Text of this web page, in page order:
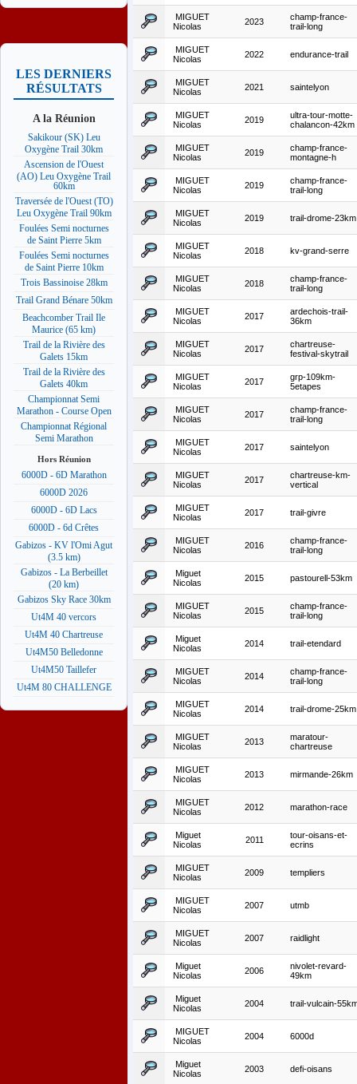
LES DERNIERS
RÉSULTATS
A la Réunion
Sakikour (SK) Leu
Oxygène Trail 30km
Ascension de l'Ouest
(AO) Leu Oxygène Trail
60km
Traversée de l'Ouest (TO)
Leu Oxygène Trail 90km
Foulées Semi nocturnes
de Saint Pierre 5km
Foulées Semi nocturnes
de Saint Pierre 10km
Trois Bassinoise 28km
Trail Grand Bénare 50km
Beachcomber Trail Ile
Maurice (65 km)
Trail de la Rivière des
Galets 15km
Trail de la Rivière des
Galets 40km
Championnat Semi
Marathon - Course Open
Championnat Régional
Semi Marathon
Hors Réunion
6000D - 6D Marathon
6000D 2026
6000D - 6D Lacs
6000D - 6d Crêtes
Gabizos - KV l'Omi Agut
(3.5 km)
Gabizos - La Berbeillet
(20 km)
Gabizos Sky Race 30km
Ut4M 40 vercors
Ut4M 40 Chartreuse
Ut4M50 Belledonne
Ut4M50 Taillefer
Ut4M 80 CHALLENGE
MIGUET
Nicolas
2023
champ-france-
trail-long
MIGUET
Nicolas
2022 endurance-trail
MIGUET
Nicolas
2021 saintelyon
MIGUET
Nicolas
2019
ultra-tour-motte-
chalancon-42km
MIGUET
Nicolas
2019
champ-france-
montagne-h
MIGUET
Nicolas
2019
champ-france-
trail-long
MIGUET
Nicolas
2019 trail-drome-23km
MIGUET
Nicolas
2018 kv-grand-serre
MIGUET
Nicolas
2018
champ-france-
trail-long
MIGUET
Nicolas
2017
ardechois-trail-
36km
MIGUET
Nicolas
2017
chartreuse-
festival-skytrail
MIGUET
Nicolas
2017
grp-109km-
5etapes
MIGUET
Nicolas
2017
champ-france-
trail-long
MIGUET
Nicolas
2017 saintelyon
MIGUET
Nicolas
2017
chartreuse-km-
vertical
MIGUET
Nicolas
2017 trail-givre
MIGUET
Nicolas
2016
champ-france-
trail-long
Miguet
Nicolas
2015 pastourell-53km
MIGUET
Nicolas
2015
champ-france-
trail-long
Miguet
Nicolas
2014 trail-etendard
MIGUET
Nicolas
2014
champ-france-
trail-long
MIGUET
Nicolas
2014 trail-drome-25km
MIGUET
Nicolas
2013
maratour-
chartreuse
MIGUET
Nicolas
2013 mirmande-26km
MIGUET
Nicolas
2012 marathon-race
Miguet
Nicolas
2011
tour-oisans-et-
ecrins
MIGUET
Nicolas
2009 templiers
MIGUET
Nicolas
2007 utmb
MIGUET
Nicolas
2007 raidlight
Miguet
Nicolas
2006
nivolet-revard-
49km
Miguet
Nicolas
2004 trail-vulcain-
MIGUET
Nicolas
2004 6000d
Miguet
Nicolas
2003 defi-oisans